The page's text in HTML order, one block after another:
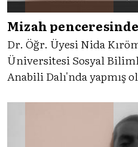
Mizah
Dr. Öğr. Üyesi Nida
Üniversitesi Sosyal
Anabili Dalı'nda yapmış